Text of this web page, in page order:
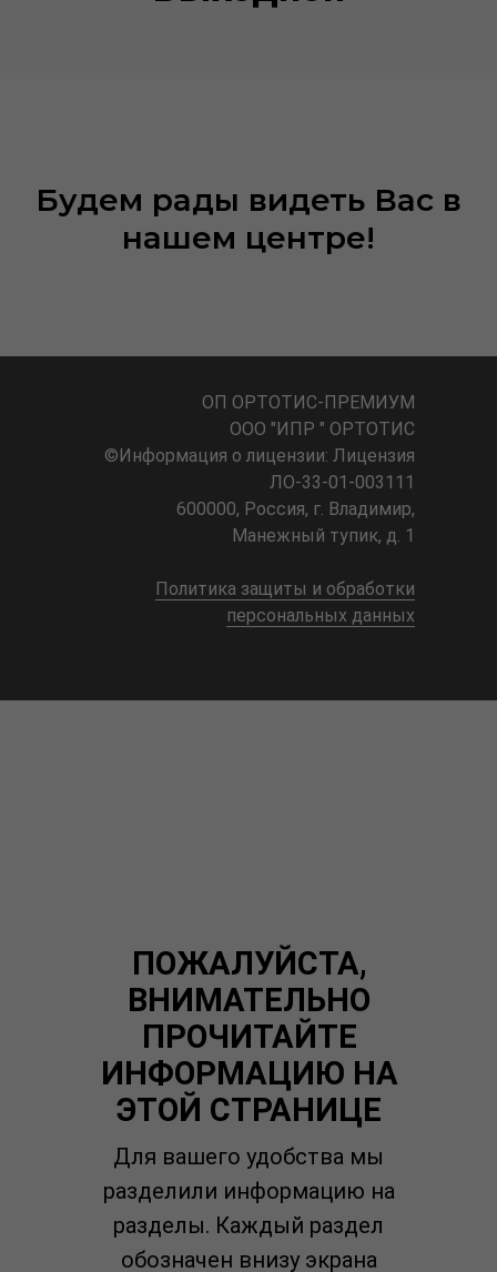
Будем рады видеть Вас в
нашем центре!
ОП ОРТОТИС-ПРЕМИУМ
ООО "ИПР " ОРТОТИС
©Информация о лицензии: Лицензия
ЛО-33-01-003111
600000, Россия, г. Владимир,
Манежный тупик, д. 1
Политика защиты и обработки
персональных данных
ПОЖАЛУЙСТА,
ВНИМАТЕЛЬНО
ПРОЧИТАЙТЕ
ИНФОРМАЦИЮ НА
ЭТОЙ СТРАНИЦЕ
Для Вашего удобства мы
разделили информацию на
разделы. Каждый раздел
обозначен вверху экрана
кнопками
Для вашего удобства мы
разделили информацию на
разделы. Каждый раздел
обозначен внизу экрана